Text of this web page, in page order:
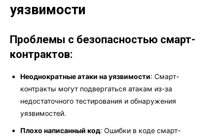
уязвимости
Проблемы с безопасностью смарт-
контрактов:
Неоднократные атаки на уязвимости: Смарт-
контракты могут подвергаться атакам из-за
недостаточного тестирования и обнаружения
уязвимостей.
Плохо написанный код: Ошибки в коде смарт-